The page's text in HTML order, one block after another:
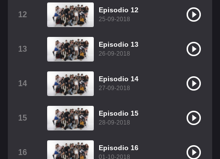
12
Episodio 12
25-09-2018
13
Episodio 13
26-09-2018
14
Episodio 14
27-09-2018
15
Episodio 15
28-09-2018
16
Episodio 16
01-10-2018